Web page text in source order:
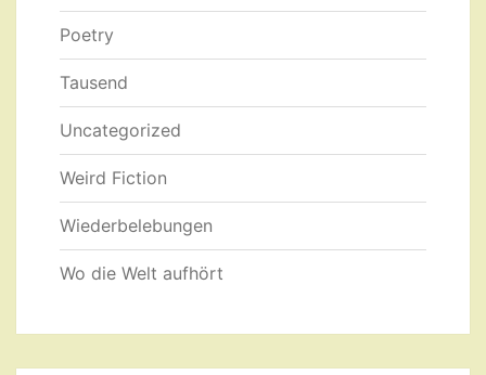
Poetry
Tausend
Uncategorized
Weird Fiction
Wiederbelebungen
Wo die Welt aufhört